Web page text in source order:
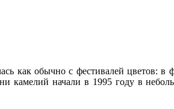
как обычно с фестивалей цветов:
камелий начали в 1995 году в